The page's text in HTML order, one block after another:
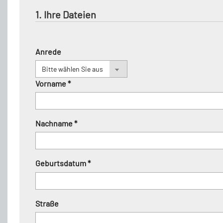
1. Ihre Dateien
Anrede
Vorname *
Nachname *
Geburtsdatum *
Straße